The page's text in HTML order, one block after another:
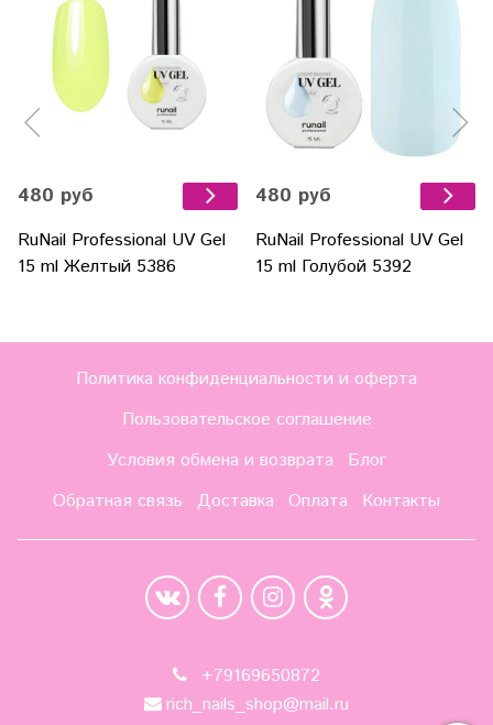
480 руб
RuNail Professional UV Gel
15 ml Желтый 5386
480 руб
RuNail Professional UV Gel
15 ml Голубой 5392
Политика конфиденциальности и оферта
Пользовательское соглашение
Условия обмена и возврата
Блог
Обратная связь
Доставка Оплата Контакты
+79169650872
rich_nails_shop@mail.ru